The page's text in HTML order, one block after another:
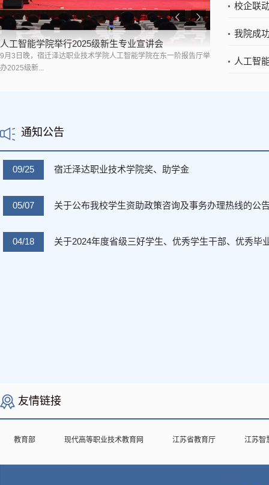
人工智能学院举行2025级新生专业宣讲会
9月3日晚，宿迁泽达职业技术学院人工智能学院在东一阶报告厅举
办2025级新...
校企联
我院成
人工智
通知公告
09/25 宿迁泽达职业技术学院奖、助学金
05/07 关于公布我校学生资助政策咨询及事务办理热线的公
04/18 关于2024年度省级三好学生、优秀学生干部、优秀毕
友情链接
教育部 现代高等职业技术教育网 江苏省教育厅 江苏智